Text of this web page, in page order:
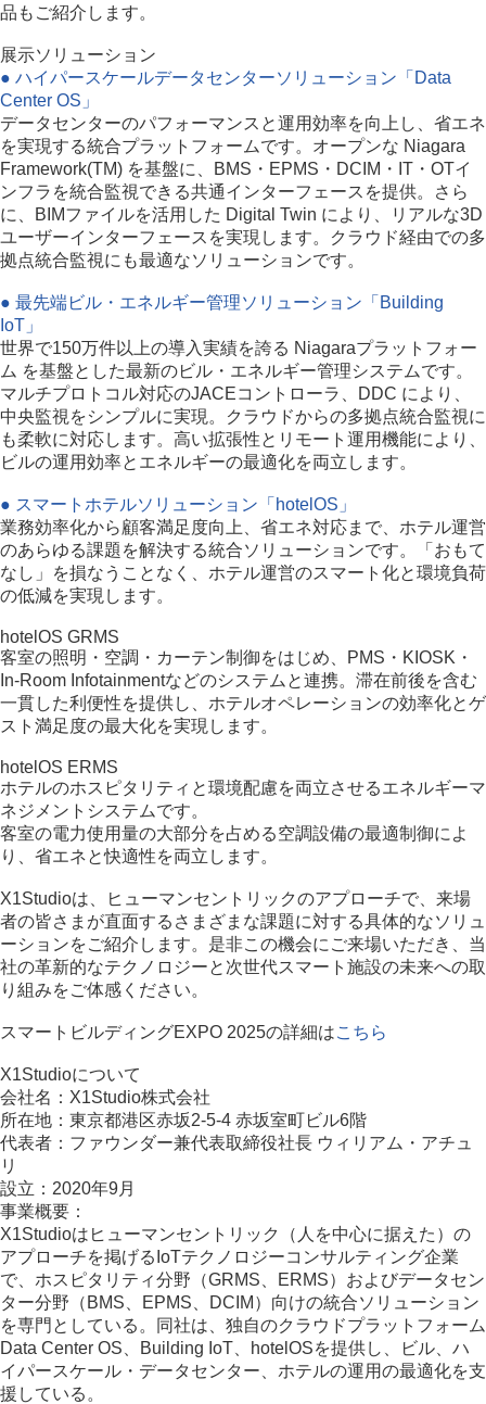
品もご紹介します。
展示ソリューション
● ハイパースケールデータセンターソリューション「Data
Center OS」
データセンターのパフォーマンスと運用効率を向上し、省エネ
を実現する統合プラットフォームです。オープンな Niagara
Framework(TM) を基盤に、BMS・EPMS・DCIM・IT・OTイ
ンフラを統合監視できる共通インターフェースを提供。さら
に、BIMファイルを活用した Digital Twin により、リアルな3D
ユーザーインターフェースを実現します。クラウド経由での多
拠点統合監視にも最適なソリューションです。
● 最先端ビル・エネルギー管理ソリューション「Building
IoT」
世界で150万件以上の導入実績を誇る Niagaraプラットフォー
ム を基盤とした最新のビル・エネルギー管理システムです。
マルチプロトコル対応のJACEコントローラ、DDC により、
中央監視をシンプルに実現。クラウドからの多拠点統合監視に
も柔軟に対応します。高い拡張性とリモート運用機能により、
ビルの運用効率とエネルギーの最適化を両立します。
● スマートホテルソリューション「hotelOS」
業務効率化から顧客満足度向上、省エネ対応まで、ホテル運営
のあらゆる課題を解決する統合ソリューションです。「おもて
なし」を損なうことなく、ホテル運営のスマート化と環境負荷
の低減を実現します。
hotelOS GRMS
客室の照明・空調・カーテン制御をはじめ、PMS・KIOSK・
In-Room Infotainmentなどのシステムと連携。滞在前後を含む
一貫した利便性を提供し、ホテルオペレーションの効率化とゲ
スト満足度の最大化を実現します。
hotelOS ERMS
ホテルのホスピタリティと環境配慮を両立させるエネルギーマ
ネジメントシステムです。
客室の電力使用量の大部分を占める空調設備の最適制御によ
り、省エネと快適性を両立します。
X1Studioは、ヒューマンセントリックのアプローチで、来場
者の皆さまが直面するさまざまな課題に対する具体的なソリュ
ーションをご紹介します。是非この機会にご来場いただき、当
社の革新的なテクノロジーと次世代スマート施設の未来への取
り組みをご体感ください。
スマートビルディングEXPO 2025の詳細はこちら
X1Studioについて
会社名：X1Studio株式会社
所在地：東京都港区赤坂2-5-4 赤坂室町ビル6階
代表者：ファウンダー兼代表取締役社長 ウィリアム・アチュ
リ
設立：2020年9月
事業概要：
X1Studioはヒューマンセントリック（人を中心に据えた）の
アプローチを掲げるIoTテクノロジーコンサルティング企業
で、ホスピタリティ分野（GRMS、ERMS）およびデータセン
ター分野（BMS、EPMS、DCIM）向けの統合ソリューション
を専門としている。同社は、独自のクラウドプラットフォーム
Data Center OS、Building IoT、hotelOSを提供し、ビル、ハ
イパースケール・データセンター、ホテルの運用の最適化を支
援している。